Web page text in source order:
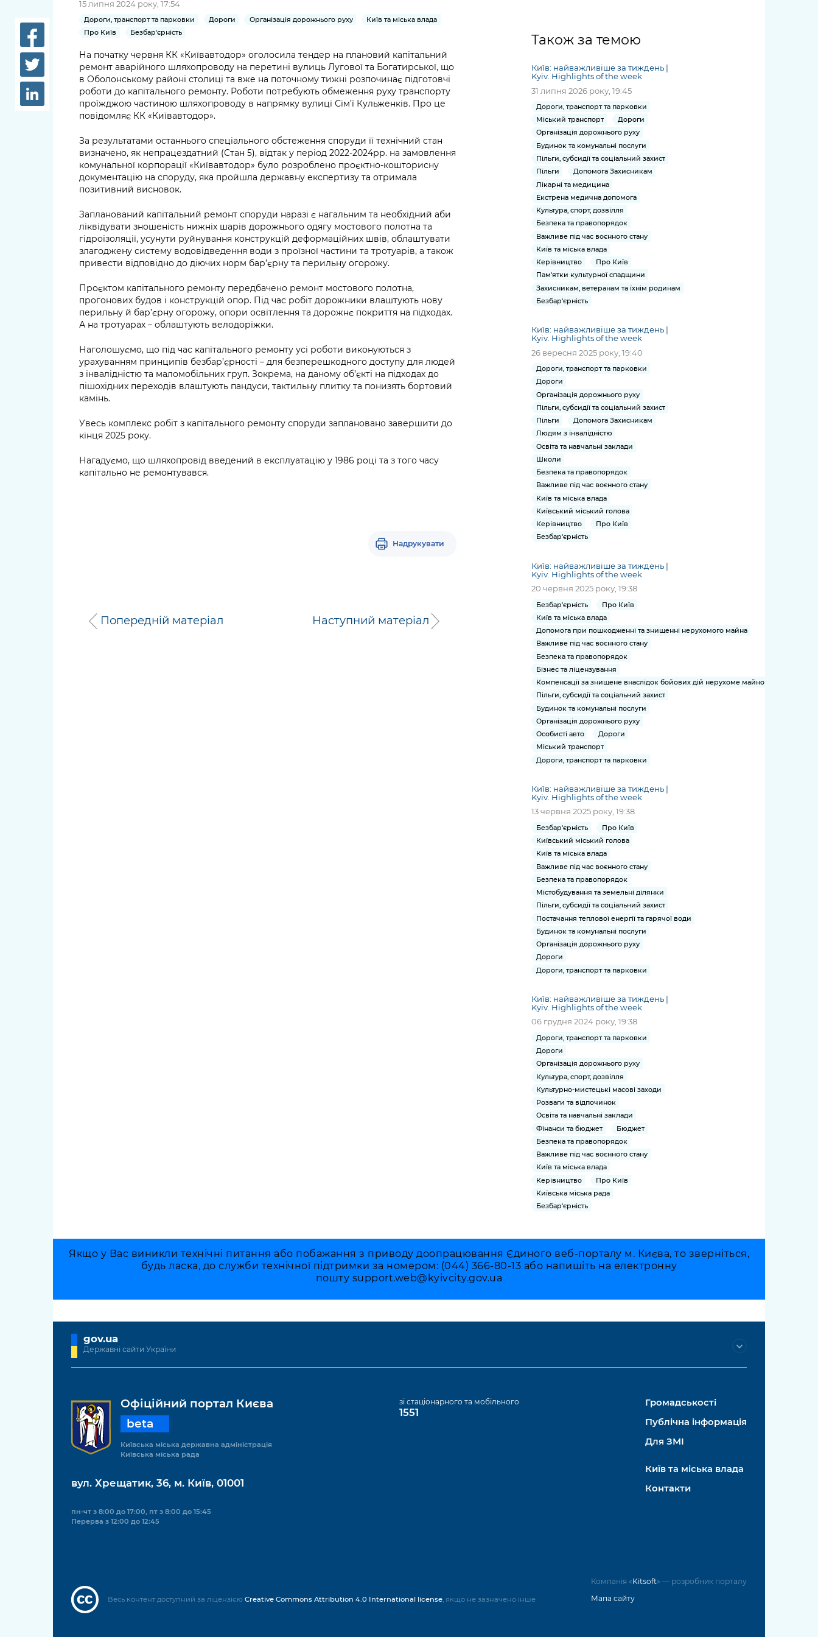
Структура
Проєкти розпоряджень, що
перебувають на погодженні
КМВА
Звернення громадян
Регуляторна діяльність
Київська міська військова
адміністрація
Освіта та навчальні
заклади
Дороги, транспорт та
парковки
Навколишнє
середовище міста
Фінанси та бюджет
правопорядок
Ритуальні послуги
Іноземцям / For
Міський застосунок Київ
Важливе під час
воєнного стану
експертиза
бюджет
«Ініціатива
«Відкритий Уряд» –
місцевий рівень»
Важливе під час
воєнного стану
Інформація з
Подати запит
онлайн
правових та
інших актів
оскарження
рішень, дій чи
розпорядників
інформації
Звіти про
опрацювання
запитів на
публічну
інформацію
дашборди
анонси від
КМДА /
announce
ments
from the
KCSA
запит /
a media
request
15 липня 2024 року, 17:54
Дороги, транспорт та парковки Дороги Організація дорожнього руху
Київ та міська влада
Про Київ
Безбар'єрність
На початку червня КК «Київавтодор» оголосила тендер на плановий капітальний
ремонт аварійного шляхопроводу на перетині вулиць Лугової та Богатирської, що
в Оболонському районі столиці та вже на поточному тижні розпочинає підготовчі
роботи до капітального ремонту. Роботи потребують обмеження руху транспорту
проїжджою частиною шляхопроводу в напрямку вулиці Сім’ї Кульженків. Про це
повідомляє КК «Київавтодор».
За результатами останнього спеціального обстеження споруди її технічний стан
визначено, як непрацездатний (Стан 5), відтак у період 2022-2024рр. на замовлення
комунальної корпорації «Київавтодор» було розроблено проєктно-кошторисну
документацію на споруду, яка пройшла державну експертизу та отримала
позитивний висновок.
Запланований капітальний ремонт споруди наразі є нагальним та необхідний аби
ліквідувати зношеність нижніх шарів дорожнього одягу мостового полотна та
гідроізоляції, усунути руйнування конструкцій деформаційних швів, облаштувати
злагоджену систему водовідведення води з проїзної частини та тротуарів, а також
привести відповідно до діючих норм бар’єрну та перильну огорожу.
Проєктом капітального ремонту передбачено ремонт мостового полотна,
прогонових будов і конструкцій опор. Під час робіт дорожники влаштують нову
перильну й бар’єрну огорожу, опори освітлення та дорожнє покриття на підходах.
А на тротуарах – облаштують велодоріжки.
Наголошуємо, що під час капітального ремонту усі роботи виконуються з
урахуванням принципів безбар’єрності – для безперешкодного доступу для людей
з інвалідністю та маломобільних груп. Зокрема, на даному об’єкті на підходах до
пішохідних переходів влаштують пандуси, тактильну плитку та понизять бортовий
камінь.
Увесь комплекс робіт з капітального ремонту споруди заплановано завершити до
кінця 2025 року.
Нагадуємо, що шляхопровід введений в експлуатацію у 1986 році та з того часу
капітально не ремонтувався.
Надрукувати
Попередній матеріал Наступний матеріал
Також за темою
Київ: найважливіше за тиждень |
Kyiv. Highlights of the week
31 липня 2026 року, 19:45
Дороги, транспорт та парковки
Міський транспорт
Дороги
Організація дорожнього руху
Будинок та комунальні послуги
Пільги, субсидії та соціальний захист
Пільги
Допомога Захисникам
Лікарні та медицина
Екстрена медична допомога
Культура, спорт, дозвілля
Безпека та правопорядок
Важливе під час воєнного стану
Київ та міська влада
Керівництво
Про Київ
Пам'ятки культурної спадщини
Захисникам, ветеранам та їхнім родинам
Безбар'єрність
Київ: найважливіше за тиждень |
Kyiv. Highlights of the week
26 вересня 2025 року, 19:40
Дороги, транспорт та парковки
Дороги
Організація дорожнього руху
Пільги, субсидії та соціальний захист
Пільги
Допомога Захисникам
Людям з інвалідністю
Освіта та навчальні заклади
Школи
Безпека та правопорядок
Важливе під час воєнного стану
Київ та міська влада
Київський міський голова
Керівництво
Про Київ
Безбар'єрність
Київ: найважливіше за тиждень |
Kyiv. Highlights of the week
20 червня 2025 року, 19:38
Безбар'єрність
Про Київ
Київ та міська влада
Допомога при пошкодженні та знищенні нерухомого майна
Важливе під час воєнного стану
Безпека та правопорядок
Бізнес та ліцензування
Компенсації за знищене внаслідок бойових дій нерухоме майно
Пільги, субсидії та соціальний захист
Будинок та комунальні послуги
Організація дорожнього руху
Особисті авто
Дороги
Міський транспорт
Дороги, транспорт та парковки
Київ: найважливіше за тиждень |
Kyiv. Highlights of the week
13 червня 2025 року, 19:38
Безбар'єрність
Про Київ
Київський міський голова
Київ та міська влада
Важливе під час воєнного стану
Безпека та правопорядок
Містобудування та земельні ділянки
Пільги, субсидії та соціальний захист
Постачання теплової енергії та гарячої води
Будинок та комунальні послуги
Організація дорожнього руху
Дороги
Дороги, транспорт та парковки
Київ: найважливіше за тиждень |
Kyiv. Highlights of the week
06 грудня 2024 року, 19:38
Дороги, транспорт та парковки
Дороги
Організація дорожнього руху
Культура, спорт, дозвілля
Культурно-мистецькі масові заходи
Розваги та відпочинок
Освіта та навчальні заклади
Фінанси та бюджет
Бюджет
Безпека та правопорядок
Важливе під час воєнного стану
Київ та міська влада
Керівництво
Про Київ
Київська міська рада
Безбар'єрність
Якщо у Вас виникли технічні питання або побажання з приводу доопрацювання Єдиного веб-порталу м. Києва, то зверніться,
будь ласка, до служби технічної підтримки за номером: (044) 366-80-13 або напишіть на електронну
пошту support.web@kyivcity.gov.ua
gov.ua
Державні сайти України
Офіційний портал Києва
beta
Київська міська державна адміністрація
Київська міська рада
вул. Хрещатик, 36, м. Київ, 01001
пн-чт з 8:00 до 17:00, пт з 8:00 до 15:45
Перерва з 12:00 до 12:45
зі стаціонарного та мобільного
1551
Громадськості
Публічна інформація
Для ЗМІ
Київ та міська влада
Контакти
Компанія «Kitsoft» — розробник порталу
Мапа сайту
Весь контент доступний за ліцензією Creative Commons Attribution 4.0 International license, якщо не зазначено інше